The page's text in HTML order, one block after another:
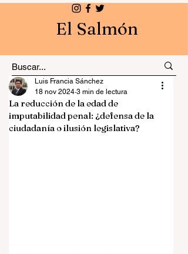
El Salmón
La reducción de la edad de
imputabilidad penal: ¿defensa de la
ciudadanía o ilusión legislativa?
Luis Francia Sánchez
18 nov 2024 3 min de lectura